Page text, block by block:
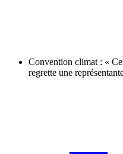
Convention climat : «
regrette une